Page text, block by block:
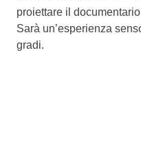
proiettare il
Sarà un’esperienza
gradi.